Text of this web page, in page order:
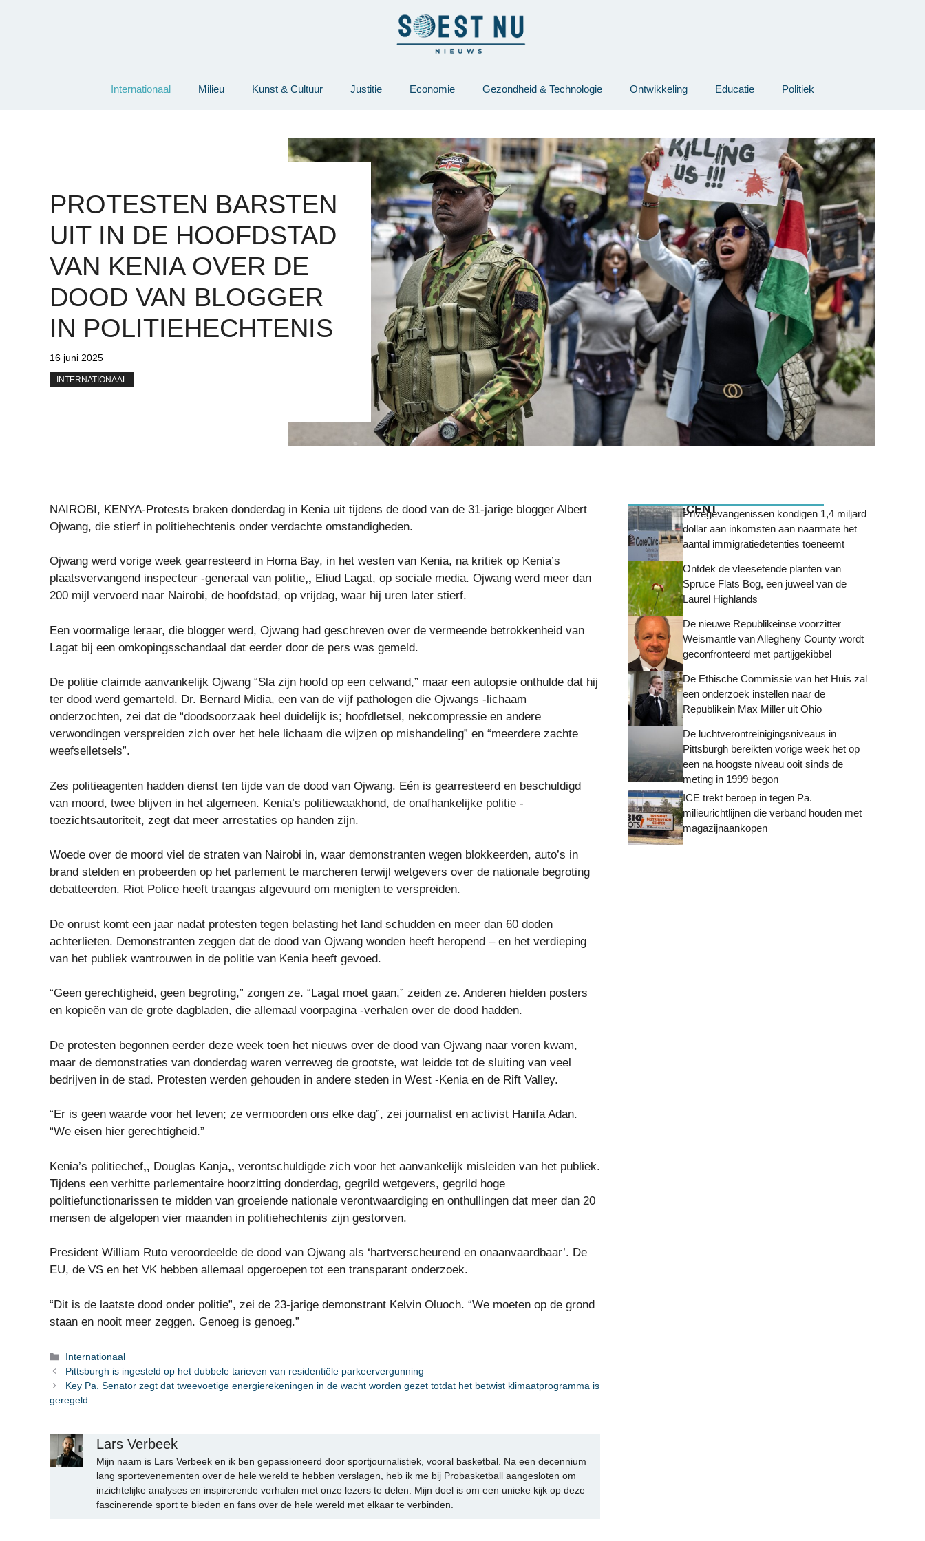
Internationaal Milieu Kunst & Cultuur Justitie Economie Gezondheid & Technologie Ontwikkeling Educatie Politiek
PROTESTEN BARSTEN
UIT IN DE HOOFDSTAD
VAN KENIA OVER DE
DOOD VAN BLOGGER
IN POLITIEHECHTENIS
16 juni 2025
INTERNATIONAAL
NAIROBI, KENYA-Protests braken donderdag in Kenia uit tijdens de dood van de 31-jarige blogger Albert
Ojwang, die stierf in politiehechtenis onder verdachte omstandigheden.
Ojwang werd vorige week gearresteerd in Homa Bay, in het westen van Kenia, na kritiek op Kenia’s
plaatsvervangend inspecteur -generaal van politie,, Eliud Lagat, op sociale media. Ojwang werd meer dan
200 mijl vervoerd naar Nairobi, de hoofdstad, op vrijdag, waar hij uren later stierf.
Een voormalige leraar, die blogger werd, Ojwang had geschreven over de vermeende betrokkenheid van
Lagat bij een omkopingsschandaal dat eerder door de pers was gemeld.
De politie claimde aanvankelijk Ojwang “Sla zijn hoofd op een celwand,” maar een autopsie onthulde dat hij
ter dood werd gemarteld. Dr. Bernard Midia, een van de vijf pathologen die Ojwangs -lichaam
onderzochten, zei dat de “doodsoorzaak heel duidelijk is; hoofdletsel, nekcompressie en andere
verwondingen verspreiden zich over het hele lichaam die wijzen op mishandeling” en “meerdere zachte
weefselletsels”.
Zes politieagenten hadden dienst ten tijde van de dood van Ojwang. Eén is gearresteerd en beschuldigd
van moord, twee blijven in het algemeen. Kenia’s politiewaakhond, de onafhankelijke politie -
toezichtsautoriteit, zegt dat meer arrestaties op handen zijn.
Woede over de moord viel de straten van Nairobi in, waar demonstranten wegen blokkeerden, auto’s in
brand stelden en probeerden op het parlement te marcheren terwijl wetgevers over de nationale begroting
debatteerden. Riot Police heeft traangas afgevuurd om menigten te verspreiden.
De onrust komt een jaar nadat protesten tegen belasting het land schudden en meer dan 60 doden
achterlieten. Demonstranten zeggen dat de dood van Ojwang wonden heeft heropend – en het verdieping
van het publiek wantrouwen in de politie van Kenia heeft gevoed.
“Geen gerechtigheid, geen begroting,” zongen ze. “Lagat moet gaan,” zeiden ze. Anderen hielden posters
en kopieën van de grote dagbladen, die allemaal voorpagina -verhalen over de dood hadden.
De protesten begonnen eerder deze week toen het nieuws over de dood van Ojwang naar voren kwam,
maar de demonstraties van donderdag waren verreweg de grootste, wat leidde tot de sluiting van veel
bedrijven in de stad. Protesten werden gehouden in andere steden in West -Kenia en de Rift Valley.
“Er is geen waarde voor het leven; ze vermoorden ons elke dag”, zei journalist en activist Hanifa Adan.
“We eisen hier gerechtigheid.”
Kenia’s politiechef,, Douglas Kanja,, verontschuldigde zich voor het aanvankelijk misleiden van het publiek.
Tijdens een verhitte parlementaire hoorzitting donderdag, gegrild wetgevers, gegrild hoge
politiefunctionarissen te midden van groeiende nationale verontwaardiging en onthullingen dat meer dan 20
mensen de afgelopen vier maanden in politiehechtenis zijn gestorven.
President William Ruto veroordeelde de dood van Ojwang als ‘hartverscheurend en onaanvaardbaar’. De
EU, de VS en het VK hebben allemaal opgeroepen tot een transparant onderzoek.
“Dit is de laatste dood onder politie”, zei de 23-jarige demonstrant Kelvin Oluoch. “We moeten op de grond
staan ​​en nooit meer zeggen. Genoeg is genoeg.”
Categorieën
Internationaal
Pittsburgh is ingesteld op het dubbele tarieven van residentiële parkeervergunning
Key Pa. Senator zegt dat tweevoetige energierekeningen in de wacht worden gezet totdat het betwist klimaatprogramma is
geregeld
Lars Verbeek
Mijn naam is Lars Verbeek en ik ben gepassioneerd door sportjournalistiek, vooral basketbal. Na een decennium
lang sportevenementen over de hele wereld te hebben verslagen, heb ik me bij Probasketball aangesloten om
inzichtelijke analyses en inspirerende verhalen met onze lezers te delen. Mijn doel is om een unieke kijk op deze
fascinerende sport te bieden en fans over de hele wereld met elkaar te verbinden.
MEEST RECENTPrivégevangenissen kondigen 1,4 miljard
dollar aan inkomsten aan naarmate het
aantal immigratiedetenties toeneemt
Ontdek de vleesetende planten van
Spruce Flats Bog, een juweel van de
Laurel Highlands
De nieuwe Republikeinse voorzitter
Weismantle van Allegheny County wordt
geconfronteerd met partijgekibbel
De Ethische Commissie van het Huis zal
een onderzoek instellen naar de
Republikein Max Miller uit Ohio
De luchtverontreinigingsniveaus in
Pittsburgh bereikten vorige week het op
een na hoogste niveau ooit sinds de
meting in 1999 begon
ICE trekt beroep in tegen Pa.
milieurichtlijnen die verband houden met
magazijnaankopen